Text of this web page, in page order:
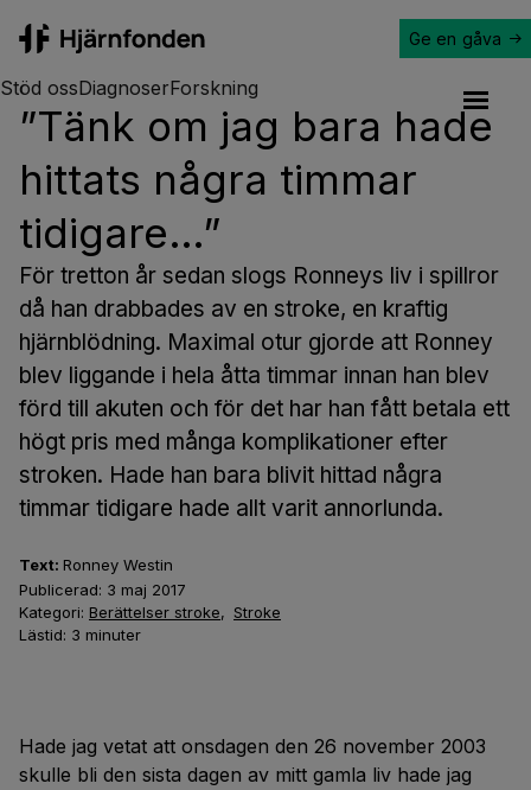
Ge en gåva
Open
Stöd ossDiagnoserForskning
Text: Ronney Westin
Publicerad: 3 maj 2017
Kategori: Berättelser stroke, Stroke
Lästid: 3 minuter
”Tänk om jag bara hade
hittats några timmar
tidigare…”
För tretton år sedan slogs Ronneys liv i spillror
då han drabbades av en stroke, en kraftig
hjärnblödning. Maximal otur gjorde att Ronney
blev liggande i hela åtta timmar innan han blev
förd till akuten och för det har han fått betala ett
högt pris med många komplikationer efter
stroken. Hade han bara blivit hittad några
timmar tidigare hade allt varit annorlunda.
Hade jag vetat att onsdagen den 26 november 2003
skulle bli den sista dagen av mitt gamla liv hade jag